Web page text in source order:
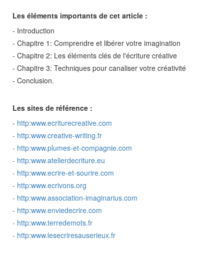
Les éléments importants de cet article :
- Introduction
- Chapitre 1: Comprendre et libérer votre imagination
- Chapitre 2: Les éléments clés de l'écriture créative
- Chapitre 3: Techniques pour canaliser votre créativité
- Conclusion.
Les sites de référence :
- http:www.ecriturecreative.com
- http:www.creative-writing.fr
- http:www.plumes-et-compagnie.com
- http:www.atelierdecriture.eu
- http:www.ecrire-et-sourire.com
- http:www.ecrivons.org
- http:www.association-imaginarius.com
- http:www.enviedecrire.com
- http:www.terredemots.fr
- http:www.lesecriresauserieux.fr